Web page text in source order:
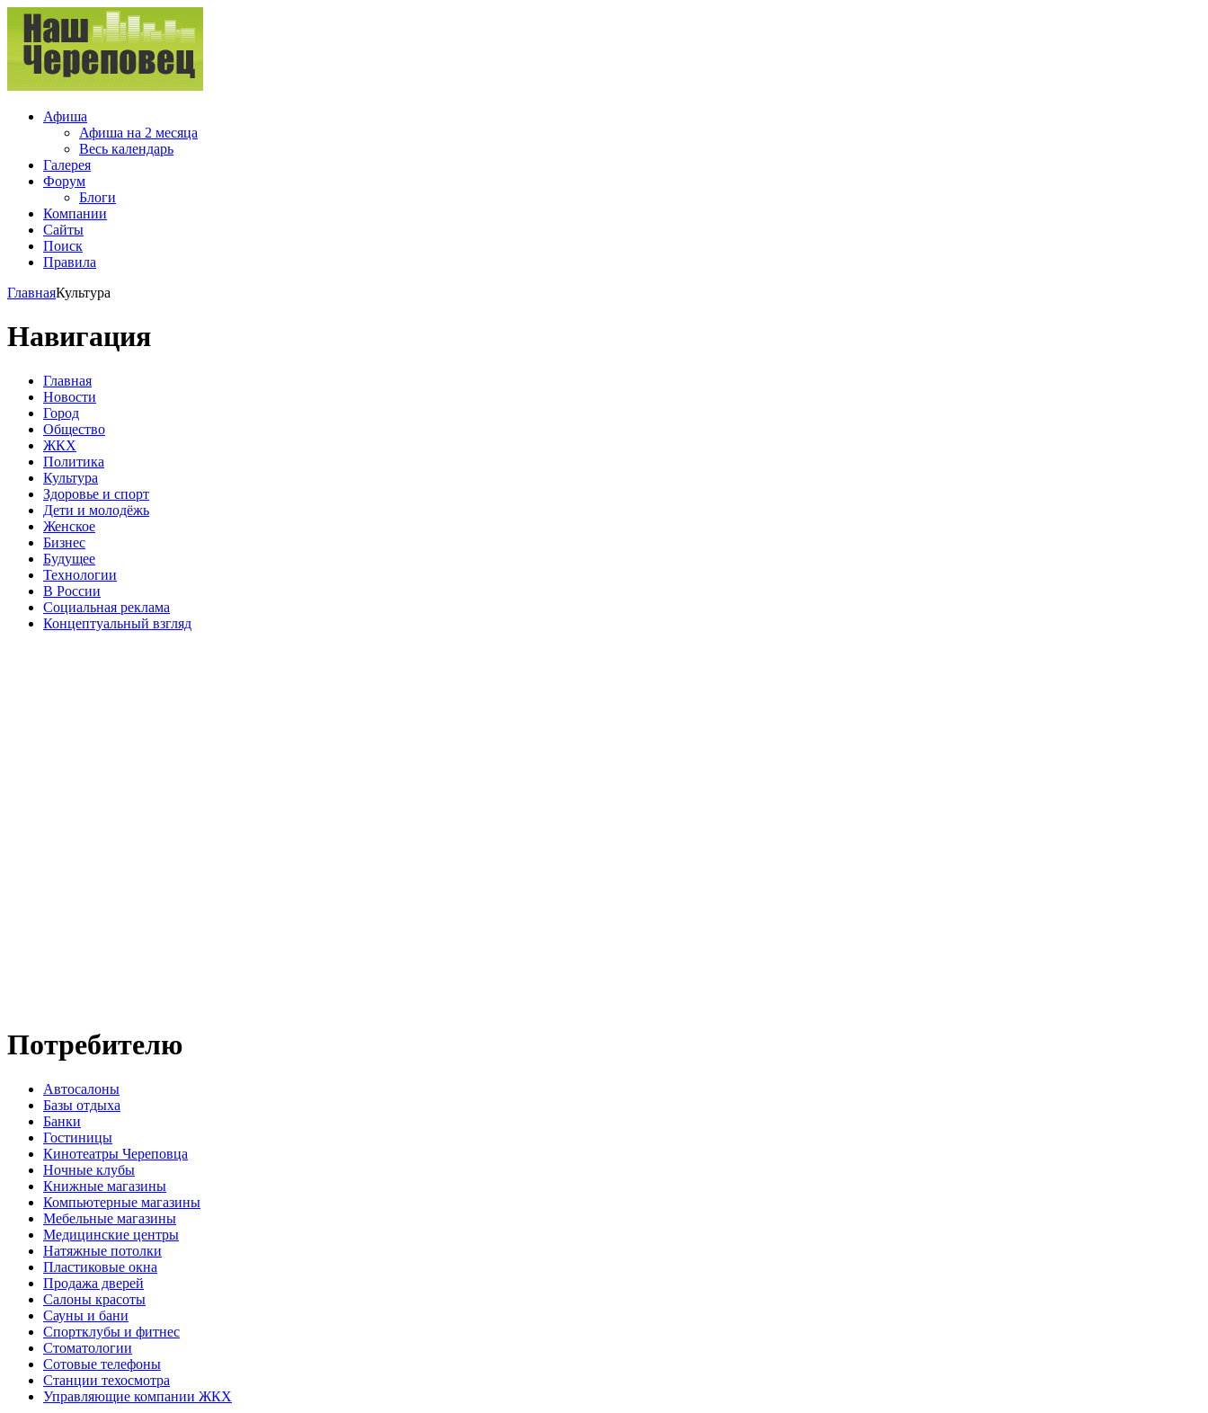
Афиша
Афиша на 2 месяца
Весь календарь
Галерея
Форум
Блоги
Компании
Сайты
Поиск
Правила
ГлавнаяКультура
Навигация
Главная
Новости
Город
Общество
ЖКХ
Политика
Культура
Здоровье и спорт
Дети и молодёжь
Женское
Бизнес
Будущее
Технологии
В России
Социальная реклама
Концептуальный взгляд
Потребителю
Автосалоны
Базы отдыха
Банки
Гостиницы
Кинотеатры Череповца
Ночные клубы
Книжные магазины
Компьютерные магазины
Мебельные магазины
Медицинские центры
Натяжные потолки
Пластиковые окна
Продажа дверей
Салоны красоты
Сауны и бани
Спортклубы и фитнес
Стоматологии
Сотовые телефоны
Станции техосмотра
Управляющие компании ЖКХ